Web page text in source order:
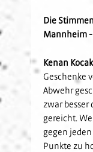
Fanclubs
Gästefans
Jetzt Mitglied
Nachhaltigkeit
Hast Du Nala
Vorstand
Historie
Kids-Club
Hardtwald-
Partner
Partner-
Hospitality
Sponsoring
Jobs
U19
U17
U15
U14
U13
U12
Förderteam
Förderverein
Die
Mannheim -
Kenan
Geschenke
Abwehr
zwar besser
gereicht.
gegen jeden
Punkte zu